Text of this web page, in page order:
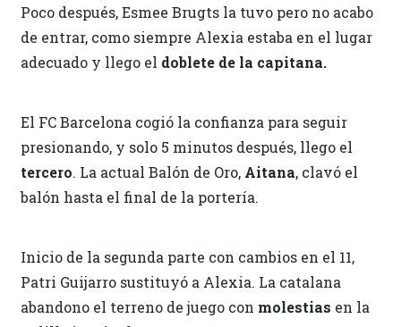
Poco después, Esmee Brugts la tuvo pero no acabo
de entrar, como siempre Alexia estaba en el lugar
adecuado y llego el doblete de la capitana.
El FC Barcelona cogió la confianza para seguir
presionando, y solo 5 minutos después, llego el
tercero. La actual Balón de Oro, Aitana, clavó el
balón hasta el final de la portería.
Inicio de la segunda parte con cambios en el 11,
Patri Guijarro sustituyó a Alexia. La catalana
abandono el terreno de juego con molestias en la